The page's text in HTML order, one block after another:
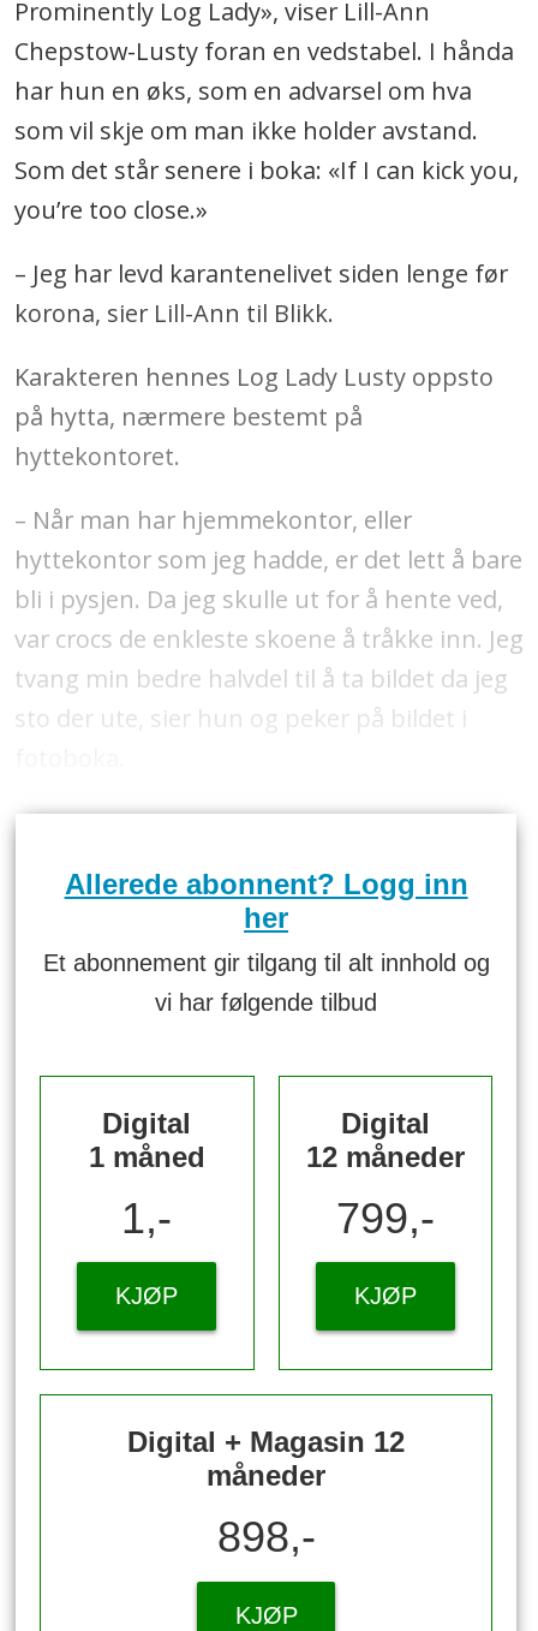
Prominently Log Lady», viser Lill-Ann
Chepstow-Lusty foran en vedstabel. I hånda
har hun en øks, som en advarsel om hva
som vil skje om man ikke holder avstand.
Som det står senere i boka: «If I can kick you,
you’re too close.»
– Jeg har levd karantenelivet siden lenge før
korona, sier Lill-Ann til Blikk.
Karakteren hennes Log Lady Lusty oppsto
på hytta, nærmere bestemt på
hyttekontoret.
– Når man har hjemmekontor, eller
hyttekontor som jeg hadde, er det lett å bare
bli i pysjen. Da jeg skulle ut for å hente ved,
var crocs de enkleste skoene å tråkke inn. Jeg
tvang min bedre halvdel til å ta bildet da jeg
sto der ute, sier hun og peker på bildet i
Allerede abonnent? Logg inn
her
Et abonnement gir tilgang til alt innhold og
vi har følgende tilbud
Digital
1 måned
1,-
KJØP
Digital
12 måneder
799,-
KJØP
Digital + Magasin 12
måneder
898,-
KJØP